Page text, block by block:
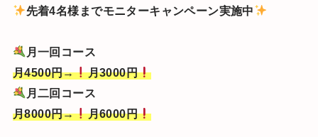
先着4名様までモニターキャンペーン実施中
月一回コース
月4500円→
月3000円
月二回コース
月8000円→
月6000円